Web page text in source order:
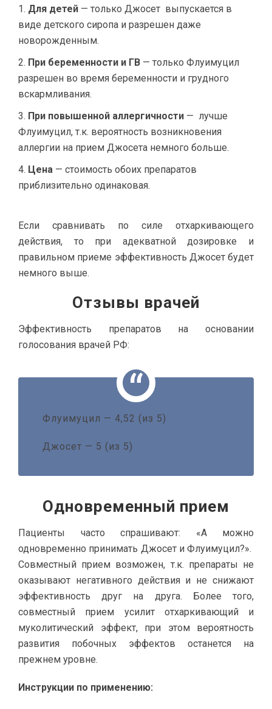
Для детей — только Джосет выпускается в
виде детского сиропа и разрешен даже
новорожденным.
При беременности и ГВ — только Флуимуцил
разрешен во время беременности и грудного
вскармливания.
При повышенной аллергичности — лучше
Флуимуцил, т.к. вероятность возникновения
аллергии на прием Джосета немного больше.
Цена — стоимость обоих препаратов
приблизительно одинаковая.
Если сравнивать по силе отхаркивающего
действия, то при адекватной дозировке и
правильном приеме эффективность Джосет будет
немного выше.
Отзывы врачей
Эффективность препаратов на основании
голосования врачей РФ:
Флуимуцил — 4,52 (из 5)
Джосет — 5 (из 5)
Одновременный прием
Пациенты часто спрашивают: «А можно
одновременно принимать Джосет и Флуимуцил?».
Совместный прием возможен, т.к. препараты не
оказывают негативного действия и не снижают
эффективность друг на друга. Более того,
совместный прием усилит отхаркивающий и
муколитический эффект, при этом вероятность
развития побочных эффектов останется на
прежнем уровне.
Инструкции по применению: